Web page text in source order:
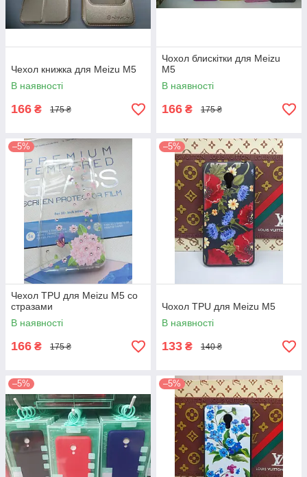
Чехол книжка для Meizu M5
В наявності
166 ₴ 175 ₴
Чохол блискітки для Meizu
M5
В наявності
166 ₴ 175 ₴
–5%
Чехол TPU для Meizu M5 со
стразами
В наявності
166 ₴ 175 ₴
–5%
Чохол TPU для Meizu M5
В наявності
133 ₴ 140 ₴
–5% –5%